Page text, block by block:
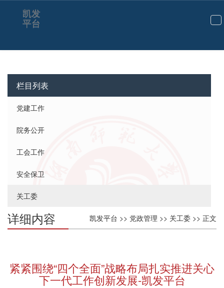
切
航
凯发
平台
栏目列表
党建工作
院务公开
工会工作
安全保卫
关工委
凯发平台 >> 党政管理 >> 关工委 >> 正文
详细内容
紧紧围绕“四个全面”战略布局扎实推进关心
下一代工作创新发展-凯发平台